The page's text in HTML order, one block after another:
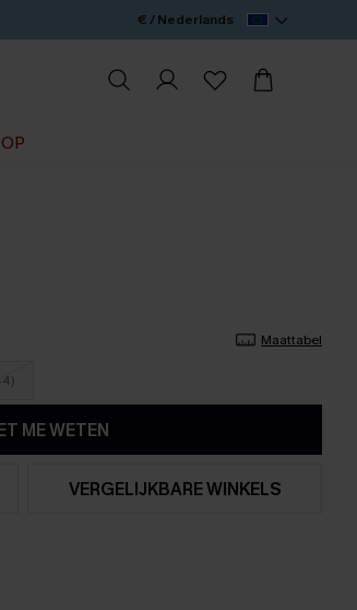
€ / Nederlands
Maattabel
ME WETEN
VERGELIJKBARE WINKELS